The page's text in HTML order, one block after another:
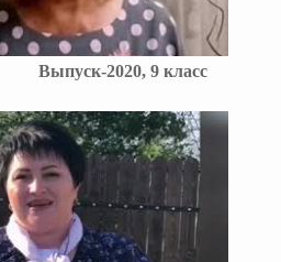
Выпуск-2020, 9 класс